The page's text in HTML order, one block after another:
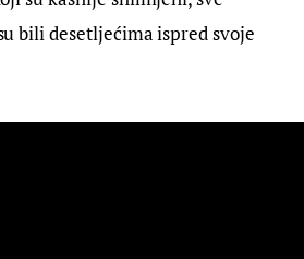
bili desetljećima ispred svoje